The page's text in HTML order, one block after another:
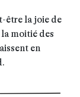
être la joie de
moitié des
en